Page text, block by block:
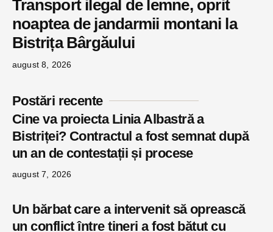
Transport ilegal de lemne, oprit
noaptea de jandarmii montani la
Bistrița Bârgăului
august 8, 2026
Postări recente
Cine va proiecta Linia Albastră a
Bistriței? Contractul a fost semnat după
un an de contestații și procese
august 7, 2026
Un bărbat care a intervenit să oprească
un conflict între tineri a fost bătut cu